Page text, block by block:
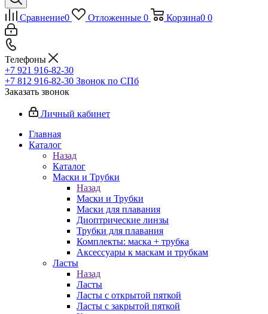
Сравнение0 Отложенные 0 Корзина0 0
Телефоны
+7 921 916-82-30
+7 812 916-82-30 Звонок по СПб
Заказать звонок
Личный кабинет
Главная
Каталог
Назад
Каталог
Маски и Трубки
Назад
Маски и Трубки
Маски для плавания
Диоптрические линзы
Трубки для плавания
Комплекты: маска + трубка
Аксессуары к маскам и трубкам
Ласты
Назад
Ласты
Ласты с открытой пяткой
Ласты с закрытой пяткой